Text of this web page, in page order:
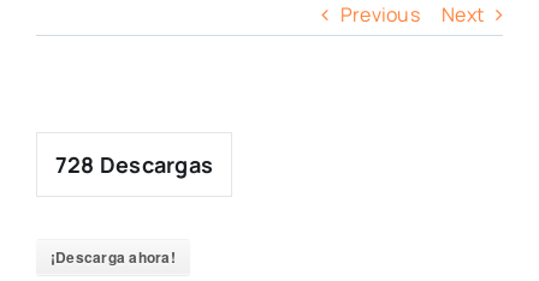
Previous Next
728 Descargas
¡Descarga ahora!